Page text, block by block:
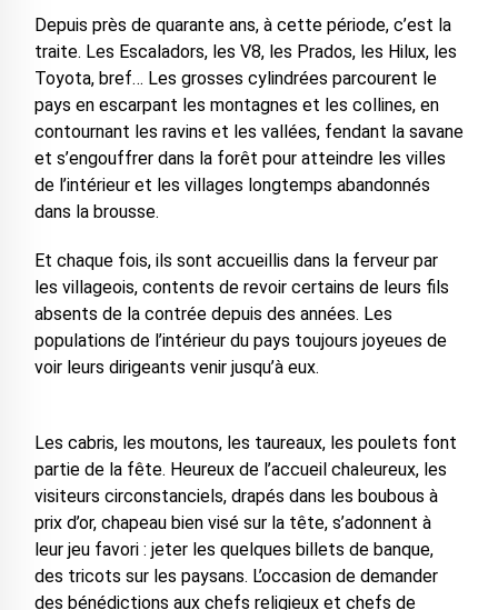
Depuis près de quarante ans, à cette période, c’est la
traite. Les Escaladors, les V8, les Prados, les Hilux, les
Toyota, bref… Les grosses cylindrées parcourent le
pays en escarpant les montagnes et les collines, en
contournant les ravins et les vallées, fendant la savane
et s’engouffrer dans la forêt pour atteindre les villes
de l’intérieur et les villages longtemps abandonnés
dans la brousse.
Et chaque fois, ils sont accueillis dans la ferveur par
les villageois, contents de revoir certains de leurs fils
absents de la contrée depuis des années. Les
populations de l’intérieur du pays toujours joyeues de
voir leurs dirigeants venir jusqu’à eux.
Les cabris, les moutons, les taureaux, les poulets font
partie de la fête. Heureux de l’accueil chaleureux, les
visiteurs circonstanciels, drapés dans les boubous à
prix d’or, chapeau bien visé sur la tête, s’adonnent à
leur jeu favori : jeter les quelques billets de banque,
des tricots sur les paysans. L’occasion de demander
des bénédictions aux chefs religieux et chefs de